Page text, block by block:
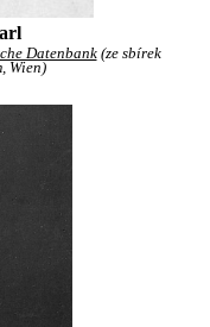
Datenbank(ze sbírek
Wien)